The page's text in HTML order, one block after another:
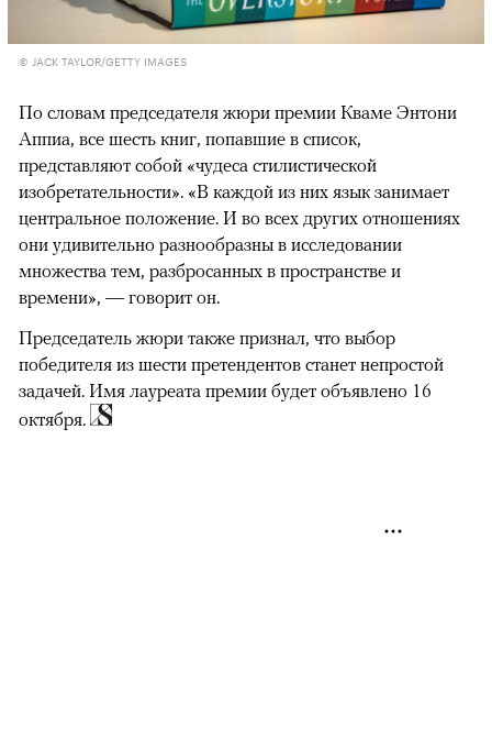
© JACK TAYLOR/GETTY IMAGES
По словам председателя жюри премии Кваме Энтони
Аппиа, все шесть книг, попавшие в список,
представляют собой «чудеса стилистической
изобретательности». «В каждой из них язык занимает
центральное положение. И во всех других отношениях
они удивительно разнообразны в исследовании
множества тем, разбросанных в пространстве и
времени», — говорит он.
Председатель жюри также признал, что выбор
победителя из шести претендентов станет непростой
задачей. Имя лауреата премии будет объявлено 16
октября.